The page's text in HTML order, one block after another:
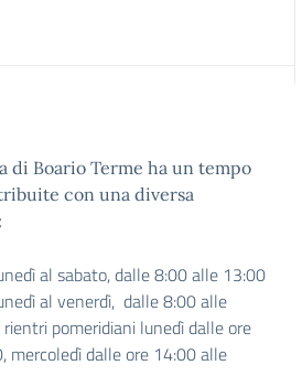
di Boario Terme ha un tempo
con una diversa
al sabato, dalle 8:00 alle 13:00
al venerdì, dalle 8:00 alle
pomeridiani lunedì dalle ore
mercoledì dalle ore 14:00 alle